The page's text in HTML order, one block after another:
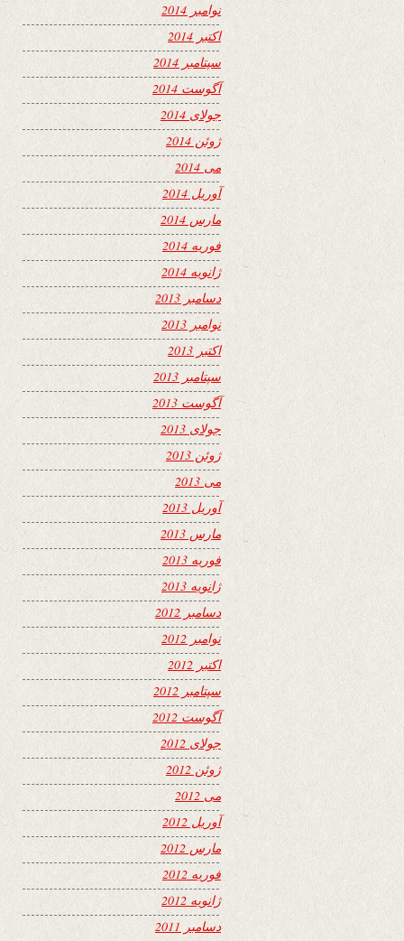
نوامبر 2014
اکتبر 2014
سپتامبر 2014
آگوست 2014
جولای 2014
ژوئن 2014
می 2014
آوریل 2014
مارس 2014
فوریه 2014
ژانویه 2014
دسامبر 2013
نوامبر 2013
اکتبر 2013
سپتامبر 2013
آگوست 2013
جولای 2013
ژوئن 2013
می 2013
آوریل 2013
مارس 2013
فوریه 2013
ژانویه 2013
دسامبر 2012
نوامبر 2012
اکتبر 2012
سپتامبر 2012
آگوست 2012
جولای 2012
ژوئن 2012
می 2012
آوریل 2012
مارس 2012
فوریه 2012
ژانویه 2012
دسامبر 2011